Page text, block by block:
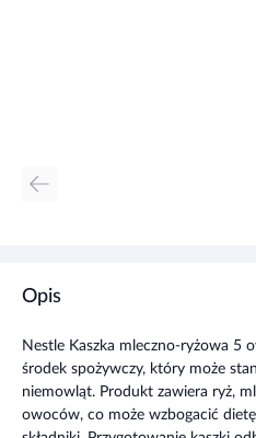
Opis
Nestle Kaszka mleczno-ryżowa 5
środek spożywczy, który może
niemowląt. Produkt zawiera ryż,
owoców, co może wzbogacić